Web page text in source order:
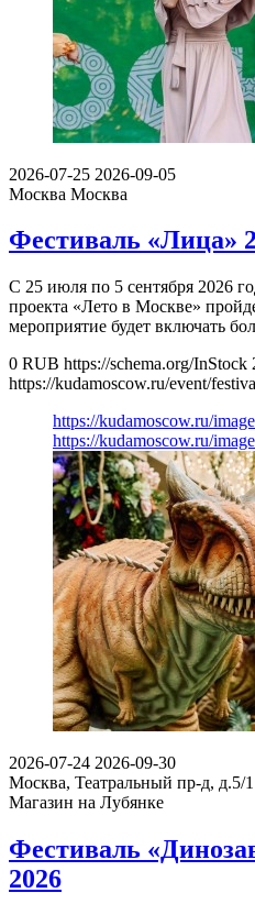
2026-07-25 2026-09-05
Москва Москва
Фестиваль «Лица»
С 25 июля по 5 сентября 2026
проекта «Лето в Москве»
мероприятие будет включать
0 RUB https://schema.org/InStock
https://kudamoscow.ru/event/
https://kudamoscow.ru/
https://kudamoscow.ru/
2026-07-24 2026-09-30
Москва, Театральный пр-д, д.5/1
Магазин на Лубянке
Фестиваль
2026